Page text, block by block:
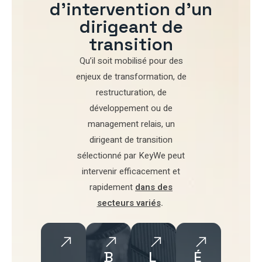
d'intervention d'un
dirigeant de
transition
Qu’il soit mobilisé pourdes
enjeux de transformation, de
restructuration, de
développementou de
management relais, un
dirigeant de transition
sélectionné par KeyWe peut
intervenir efficacement et
rapidement dans des
secteurs variés.
B L É